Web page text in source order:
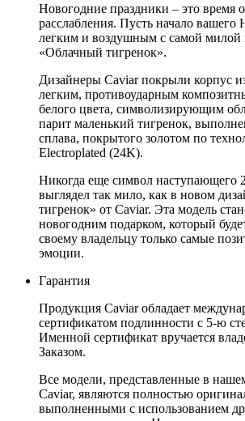
Новогодние праздники – это время
расслабления. Пусть начало вашего
легким и воздушным с самой милой
«Облачный тигренок».
Дизайнеры Caviar покрыли корпус
легким, противоударным
белого цвета, символизирующим
парит маленький тигренок,
сплава, покрытого золотом по
Electroplated (24K).
Никогда еще символ наступающего
выглядел так мило, как в новом
тигренок» от Caviar. Эта модель
новогодним подарком, который
своему владельцу только самые
эмоции.
Гарантия
Продукция Caviar обладает
сертификатом подлинности с 5-ю
Именной сертификат вручается
Заказом.
Все модели, представленные в
Caviar, являются полностью
выполненными с использованием